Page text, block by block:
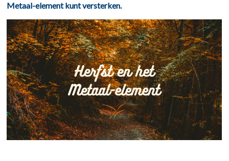
Metaal-element kunt versterken.